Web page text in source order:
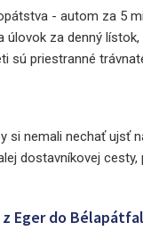
- autom za 5
úlovok za denný
sú priestranné
si nemali nechať ujsť
dostavníkovej
Eger do